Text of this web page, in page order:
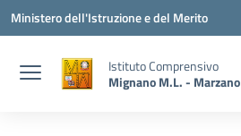
Vai ai contenuti
Vai al menu di navigazione
Vai al footer
Ministero dell'Istruzione e del Merito
Istituto Comprensivo
Mignano M.L. - Marzano